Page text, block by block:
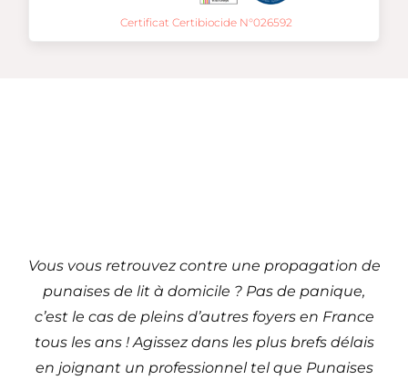
Certificat Certibiocide N°026592
Vous vous retrouvez contre une propagation de
punaises de lit à domicile ? Pas de panique,
c’est le cas de pleins d’autres foyers en France
tous les ans ! Agissez dans les plus brefs délais
en joignant un professionnel tel que Punaises